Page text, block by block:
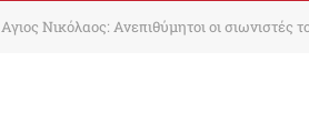
Αγιος Νικόλαος: Ανεπιθύμητοι οι σιωνιστές